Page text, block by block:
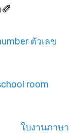
✐
ตัวเลข
room
ใบงานภาษ